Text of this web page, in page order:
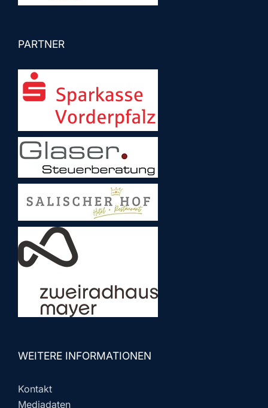
PARTNER
WEITERE INFORMATIONEN
Kontakt
Mediadaten